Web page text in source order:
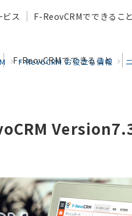
F-ReovCRMでできること
ビス F-ReovCRMでできること
F-RevoCRM お役立ち情報